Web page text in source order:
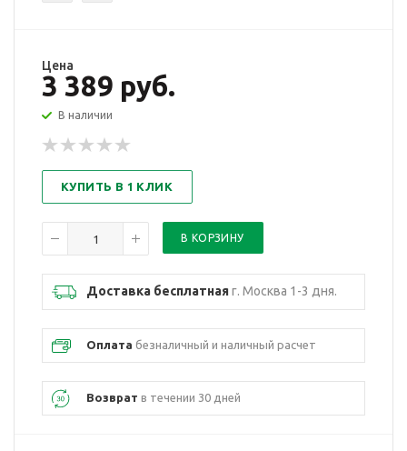
Цена
3 389 руб.
В наличии
КУПИТЬ В 1 КЛИК
Доставка бесплатнаяг. Москва 1-3 дня.
Оплата безналичный и наличный расчет
Возврат в течении 30 дней